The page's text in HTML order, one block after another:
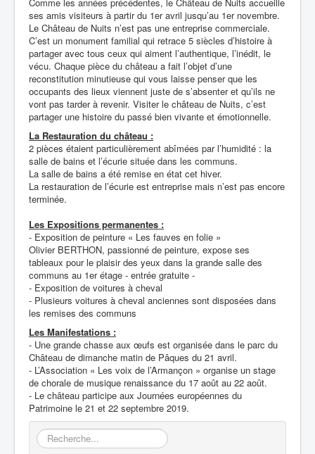
ses amis visiteurs à partir du 1er avril jusqu’au 1er novembre.
Le Château de Nuits n’est pas une entreprise commerciale.
C’est un monument familial qui retrace 5 siècles d’histoire à
partager avec tous ceux qui aiment l’authentique, l’inédit, le
vécu. Chaque pièce du château a fait l’objet d’une
reconstitution minutieuse qui vous laisse penser que les
occupants des lieux viennent juste de s’absenter et qu’ils ne
vont pas tarder à revenir. Visiter le château de Nuits, c’est
partager une histoire du passé bien vivante et émotionnelle.
La Restauration du château :
2 pièces étaient particulièrement abîmées par l’humidité : la
salle de bains et l’écurie située dans les communs.
La salle de bains a été remise en état cet hiver.
La restauration de l’écurie est entreprise mais n’est pas encore
terminée.
Les Expositions permanentes :
- Exposition de peinture « Les fauves en folie »
Olivier BERTHON, passionné de peinture, expose ses
tableaux pour le plaisir des yeux dans la grande salle des
communs au 1er étage - entrée gratuite -
- Exposition de voitures à cheval
- Plusieurs voitures à cheval anciennes sont disposées dans
les remises des communs
Les Manifestations :
- Une grande chasse aux œufs est organisée dans le parc du
Château de dimanche matin de Pâques du 21 avril.
- L’Association « Les voix de l’Armançon » organise un stage
de chorale de musique renaissance du 17 août au 22 août.
- Le château participe aux Journées européennes du
Patrimoine le 21 et 22 septembre 2019.
Rechercher